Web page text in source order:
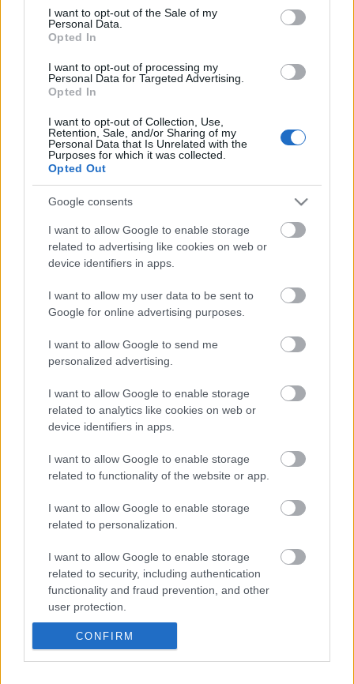
consent section.
I want to opt-out of the Sale of my
Personal Data.
Opted In
I want to opt-out of processing my
Personal Data for Targeted Advertising.
Opted In
I want to opt-out of Collection, Use,
Retention, Sale, and/or Sharing of my
Personal Data that Is Unrelated with the
Purposes for which it was collected.
Opted Out
Google consents
I want to allow Google to enable storage
related to advertising like cookies on web or
device identifiers in apps.
I want to allow my user data to be sent to
Google for online advertising purposes.
I want to allow Google to send me
personalized advertising.
I want to allow Google to enable storage
related to analytics like cookies on web or
device identifiers in apps.
I want to allow Google to enable storage
related to functionality of the website or app.
I want to allow Google to enable storage
related to personalization.
I want to allow Google to enable storage
related to security, including authentication
functionality and fraud prevention, and other
user protection.
CONFIRM
Kaposvár is szerepet vállal az energiatakarékossági
összefogásban.
Országos hírek
Kecskeméten is szakirányú továbbképzésekkel erősít a Gál
Kiemelt fontosságú a Gál Ferenc Egyetem számára a jövőbe
mutató szakmai felkészültség átadása, a folyamatos szakmai
fejlődés támogatása.
HÍRDETÉS
HÍRDETÉS
LEGOLVASOTTABB
Megnyílt a világ első olyan
gyógyszertára, ahol pirulák helyett
MotoGP - Ismét hazánk látja vendégül a
világbajnoki mezőnyt
Ikonikus nosztalgiahajókkal
barangolhatja be a Balatont